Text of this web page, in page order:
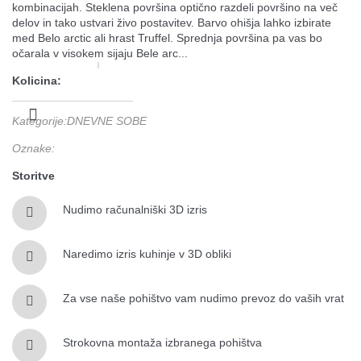
kombinacijah. Steklena površina optično razdeli površino na več
delov in tako ustvari živo postavitev. Barvo ohišja lahko izbirate
med Belo arctic ali hrast Truffel. Sprednja površina pa vas bo
očarala v visokem sijaju Bele arc...
Kolicina:
Kategorije:DNEVNE SOBE
Oznake:
Storitve
Nudimo računalniški 3D izris
Naredimo izris kuhinje v 3D obliki
Za vse naše pohištvo vam nudimo prevoz do vaših vrat
Strokovna montaža izbranega pohištva